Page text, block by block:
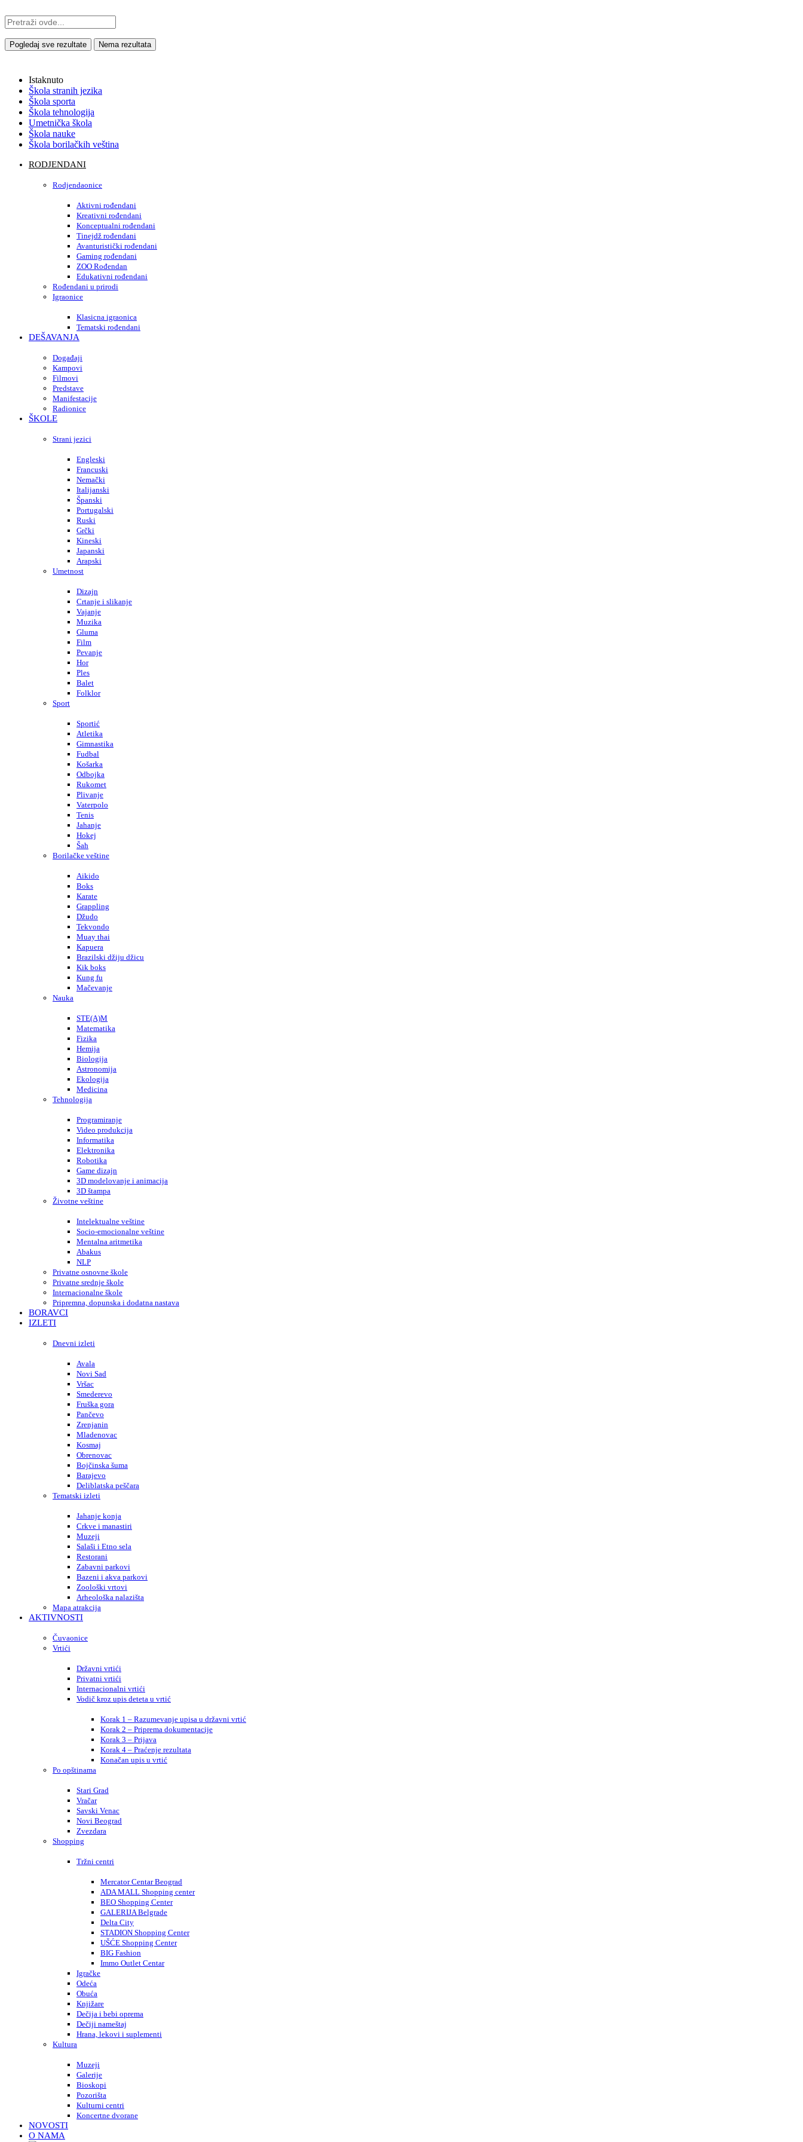
Pogledaj sve rezultate Nema rezultata
Istaknuto
Škola stranih jezika
Škola sporta
Škola tehnologija
Umetnička škola
Škola nauke
Škola borilačkih veština
RODJENDANI
Rodjendaonice
Aktivni rođendani
Kreativni rođendani
Konceptualni rođendani
Tinejdž rođendani
Avanturistički rođendani
Gaming rođendani
ZOO Rođendan
Edukativni rođendani
Rođendani u prirodi
Igraonice
Klasicna igraonica
Tematski rođendani
DEŠAVANJA
Događaji
Kampovi
Filmovi
Predstave
Manifestacije
Radionice
ŠKOLE
Strani jezici
Engleski
Francuski
Nemački
Italijanski
Španski
Portugalski
Ruski
Grčki
Kineski
Japanski
Arapski
Umetnost
Dizajn
Crtanje i slikanje
Vajanje
Muzika
Gluma
Film
Pevanje
Hor
Ples
Balet
Folklor
Sport
Sportić
Atletika
Gimnastika
Fudbal
Košarka
Odbojka
Rukomet
Plivanje
Vaterpolo
Tenis
Jahanje
Hokej
Šah
Borilačke veštine
Aikido
Boks
Karate
Grappling
Džudo
Tekvondo
Muay thai
Kapuera
Brazilski džiju džicu
Kik boks
Kung fu
Mačevanje
Nauka
STE(A)M
Matematika
Fizika
Hemija
Biologija
Astronomija
Ekologija
Medicina
Tehnologija
Programiranje
Video produkcija
Informatika
Elektronika
Robotika
Game dizajn
3D modelovanje i animacija
3D štampa
Životne veštine
Intelektualne veštine
Socio-emocionalne veštine
Mentalna aritmetika
Abakus
NLP
Privatne osnovne škole
Privatne srednje škole
Internacionalne škole
Pripremna, dopunska i dodatna nastava
BORAVCI
IZLETI
Dnevni izleti
Avala
Novi Sad
Vršac
Smederevo
Fruška gora
Pančevo
Zrenjanin
Mladenovac
Kosmaj
Obrenovac
Bojčinska šuma
Barajevo
Deliblatska peščara
Tematski izleti
Jahanje konja
Crkve i manastiri
Muzeji
Salaši i Etno sela
Restorani
Zabavni parkovi
Bazeni i akva parkovi
Zoološki vrtovi
Arheološka nalazišta
Mapa atrakcija
AKTIVNOSTI
Čuvaonice
Vrtići
Državni vrtići
Privatni vrtići
Internacionalni vrtići
Vodič kroz upis deteta u vrtić
Korak 1 – Razumevanje upisa u državni vrtić
Korak 2 – Priprema dokumentacije
Korak 3 – Prijava
Korak 4 – Praćenje rezultata
Konačan upis u vrtić
Po opštinama
Stari Grad
Vračar
Savski Venac
Novi Beograd
Zvezdara
Shopping
Tržni centri
Mercator Centar Beograd
ADA MALL Shopping center
BEO Shopping Center
GALERIJA Belgrade
Delta City
STADION Shopping Center
UŠĆE Shopping Center
BIG Fashion
Immo Outlet Centar
Igračke
Odeća
Obuća
Knjižare
Dečija i bebi oprema
Dečiji nameštaj
Hrana, lekovi i suplementi
Kultura
Muzeji
Galerije
Bioskopi
Pozorišta
Kulturni centri
Koncertne dvorane
NOVOSTI
O NAMA